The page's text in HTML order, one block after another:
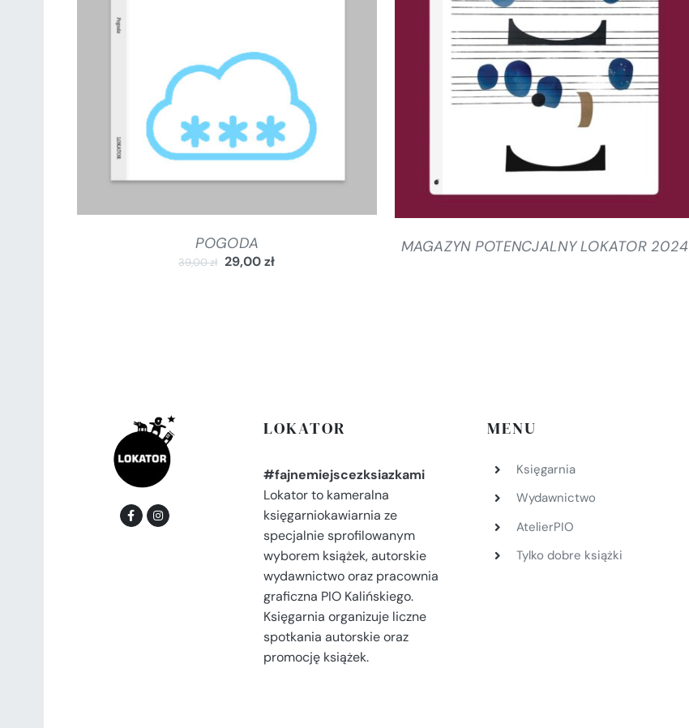
POGODA
39,00zł 29,00zł
SZCZEGÓŁY
MAGAZYN POTENCJALNY LOKATOR 2024
LOKATOR
#fajnemiejscezksiazkami
Lokator to kameralna
księgarniokawiarnia ze
specjalnie sprofilowanym
wyborem książek, autorskie
wydawnictwo oraz pracownia
graficzna PIO Kalińskiego.
Księgarnia organizuje liczne
spotkania autorskie oraz
promocję książek.
MENU
Księgarnia
Wydawnictwo
AtelierPIO
Tylko dobre książki